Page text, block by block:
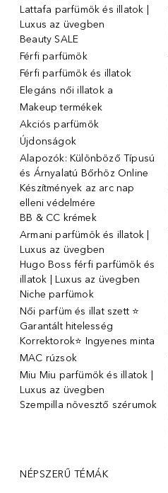
Lattafa parfümök és illatok |
Luxus az üvegben
Beauty SALE
Férfi parfümök
Férfi parfümök és illatok
Elegáns női illatok ️a
Makeup termékek
Akciós parfümök
Újdonságok
Alapozók: Különböző Típusú
és Árnyalatú Bőrhöz Online
Készítmények az arc nap
elleni védelmére
BB & CC krémek
Armani parfümök és illatok |
Luxus az üvegben
Hugo Boss férfi parfümök és
illatok | Luxus az üvegben
Niche parfümok
Női parfüm és illat szett ⭐
Garantált hitelesség
Korrektorok⭐ Ingyenes minta
MAC rúzsok
Miu Miu parfümök és illatok |
Luxus az üvegben
Szempilla növesztő szérumok
NÉPSZERŰ TÉMÁK